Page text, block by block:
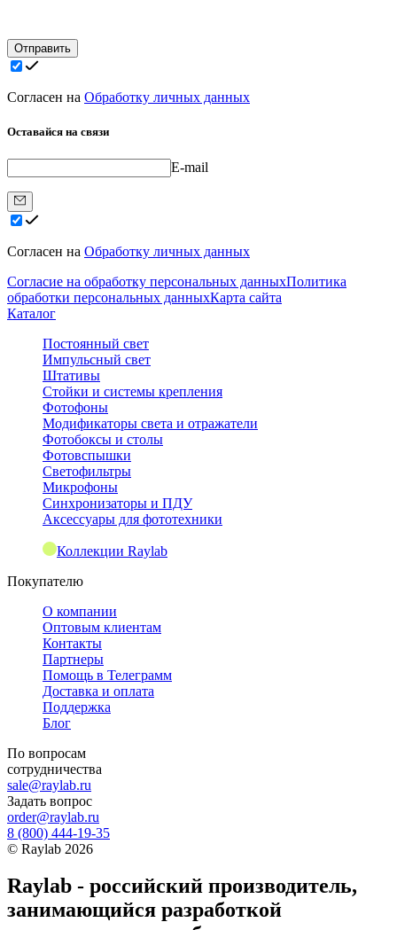
Отправить
Согласен на Обработку личных данных
Оставайся на связи
E-mail
Согласен на Обработку личных данных
Согласие на обработку персональных данныхПолитика
обработки персональных данныхКарта сайта
Каталог
Постоянный свет
Импульсный свет
Штативы
Стойки и системы крепления
Фотофоны
Модификаторы света и отражатели
Фотобоксы и столы
Фотовспышки
Светофильтры
Микрофоны
Синхронизаторы и ПДУ
Аксессуары для фототехники
Коллекции Raylab
Покупателю
О компании
Оптовым клиентам
Контакты
Партнеры
Помощь в Телеграмм
Доставка и оплата
Поддержка
Блог
По вопросам
сотрудничества
sale@raylab.ru
Задать вопрос
order@raylab.ru
8 (800) 444-19-35
© Raylab 2026
Raylab - российский производитель,
занимающийся разработкой